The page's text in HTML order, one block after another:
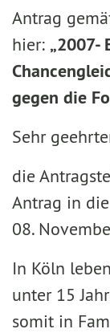
Antrag
hier: „2007-
gegen die
Sehr
die
Antrag in
08.
In Köln
unter 15
somit in